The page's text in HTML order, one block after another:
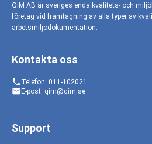
QiM AB är sveriges enda kvalitets- och
företag vid framtagning av alla typer av
arbetsmiljödokumentation.
Kontakta oss
phone Telefon: 011-102021
email E-post: qim@qim.se
Support